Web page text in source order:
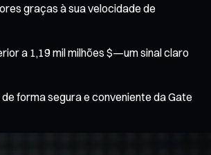
graças à sua velocidade de
a 1,19 mil milhões $—um sinal claro
forma segura e conveniente da Gate